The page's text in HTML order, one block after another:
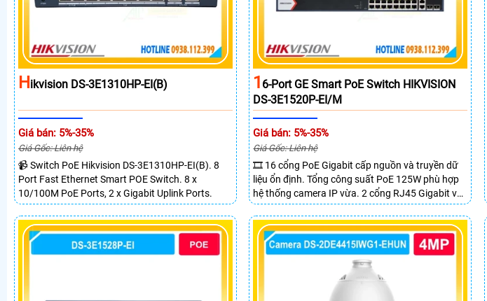
H Ikvision DS-3E1310HP-EI(B)
Giá bán: 5%-35%
Giá Gốc: Liên hệ
📹 Switch PoE Hikvision DS-3E1310HP-EI(B). 8
Port Fast Ethernet Smart POE Switch. 8 x
10/100M PoE Ports, 2 x Gigabit Uplink Ports.
1 6-Port GE Smart PoE Switch HIKVISION
DS-3E1520P-EI/M
Giá bán: 5%-35%
Giá Gốc: Liên hệ
🎞 16 cổng PoE Gigabit cấp nguồn và truyền dữ
liệu ổn định. Tổng công suất PoE 125W phù hợp
hệ thống camera IP vừa. 2 cổng RJ45 Gigabit và
2 cổng quang SFP mở rộng linh hoạt. Hỗ trợ
truyền PoE xa tối đa lên đến 300 mét.